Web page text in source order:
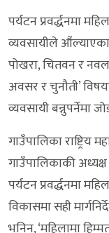
पर्यटन प्रवर्द्धनमा
व्यवसायीले
पोखरा, चितवन र
अवसर र चुनौती’
व्यवसायी बन्नुपर्नेमा
गाउँपालिका
गाउँपालिकाकी
पर्यटन प्रवर्द्धनमा
विकासमा सही
भनिन्, ‘महिलामा